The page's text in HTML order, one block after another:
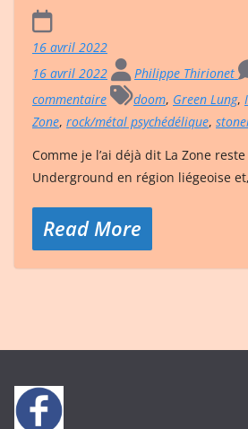
16 avril 2022
16 avril 2022
Philippe Thirionet
commentaire
doom, Green Lung,
Zone, rock/métal psychédélique,
Comme je l’ai déjà dit La Zone
Underground en région liégeoise
Read More